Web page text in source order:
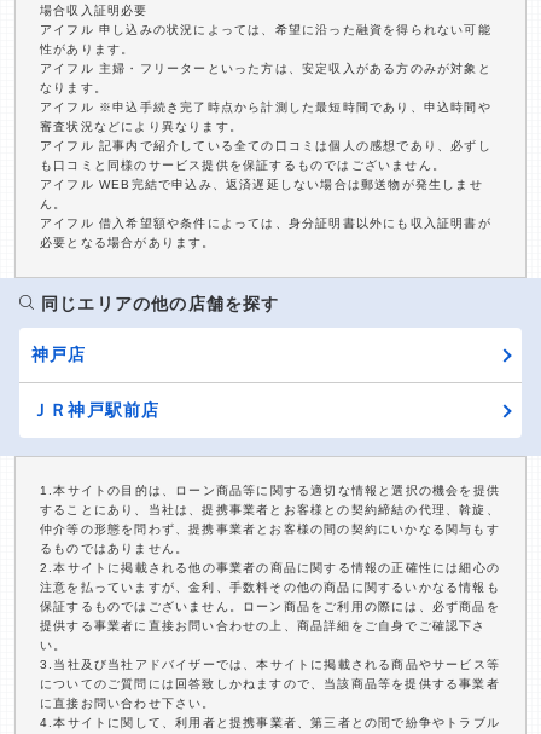
場合収入証明必要
アイフル 申し込みの状況によっては、希望に沿った融資を得られない可能
性があります。
アイフル 主婦・フリーターといった方は、安定収入がある方のみが対象と
なります。
アイフル ※申込手続き完了時点から計測した最短時間であり、申込時間や
審査状況などにより異なります。
アイフル 記事内で紹介している全ての口コミは個人の感想であり、必ずし
も口コミと同様のサービス提供を保証するものではございません。
アイフル WEB完結で申込み、返済遅延しない場合は郵送物が発生しませ
ん。
アイフル 借入希望額や条件によっては、身分証明書以外にも収入証明書が
必要となる場合があります。
同じエリアの他の店舗を探す
神戸店
ＪＲ神戸駅前店
1.本サイトの目的は、ローン商品等に関する適切な情報と選択の機会を提供
することにあり、当社は、提携事業者とお客様との契約締結の代理、斡旋、
仲介等の形態を問わず、提携事業者とお客様の間の契約にいかなる関与もす
るものではありません。
2.本サイトに掲載される他の事業者の商品に関する情報の正確性には細心の
注意を払っていますが、金利、手数料その他の商品に関するいかなる情報も
保証するものではございません。ローン商品をご利用の際には、必ず商品を
提供する事業者に直接お問い合わせの上、商品詳細をご自身でご確認下さ
い。
3.当社及び当社アドバイザーでは、本サイトに掲載される商品やサービス等
についてのご質問には回答致しかねますので、当該商品等を提供する事業者
に直接お問い合わせ下さい。
4.本サイトに関して、利用者と提携事業者、第三者との間で紛争やトラブル